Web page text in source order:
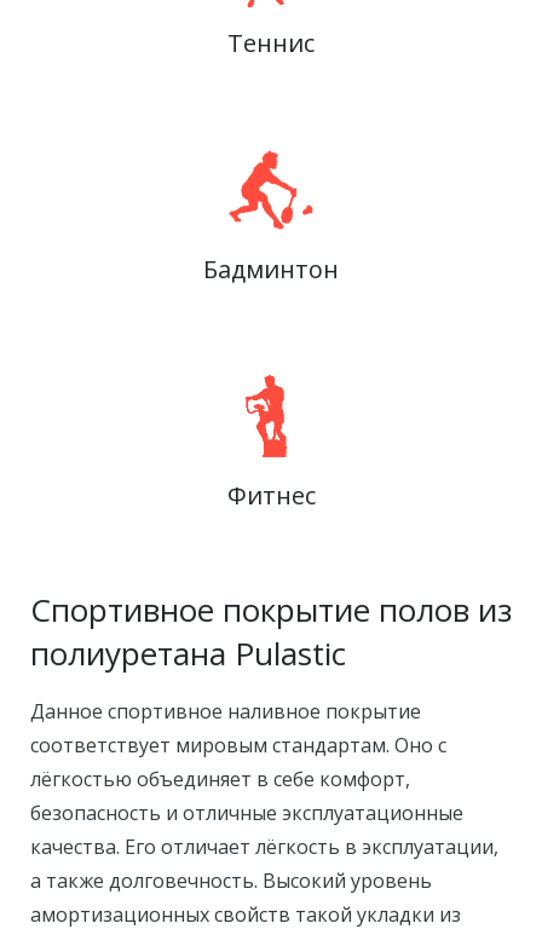
Теннис
Бадминтон
Фитнес
Спортивное покрытие полов из
полиуретана Pulastic
Данное спортивное наливное покрытие
соответствует мировым стандартам. Оно с
лёгкостью объединяет в себе комфорт,
безопасность и отличные эксплуатационные
качества. Его отличает лёгкость в эксплуатации,
а также долговечность. Высокий уровень
амортизационных свойств такой укладки из